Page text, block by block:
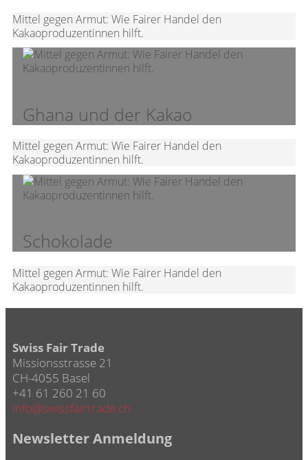
Mittel gegen Armut: Wie Fairer Handel den
Kakaoproduzentinnen hilft.
Ghana und der Kakao
Mittel gegen Armut: Wie Fairer Handel den
Kakaoproduzentinnen hilft.
Schokolade
Mittel gegen Armut: Wie Fairer Handel den
Kakaoproduzentinnen hilft.
Swiss Fair Trade
Missionsstrasse 21
CH-4055 Basel
+41 61 260 21 60
info@swissfairtrade.ch
Newsletter Anmeldung